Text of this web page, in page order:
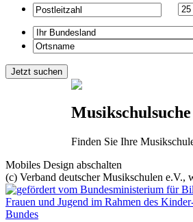
Musikschulsuche
Finden Sie Ihre
Mobiles Design abschalten
(c) Verband deutscher Musikschulen e.V.,